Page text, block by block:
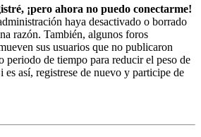
¡pero ahora no puedo conectarme!
haya desactivado o borrado
razón. También, algunos foros
sus usuarios que no publicaron
periodo de tiempo para reducir el peso de
es así, registrese de nuevo y participe de